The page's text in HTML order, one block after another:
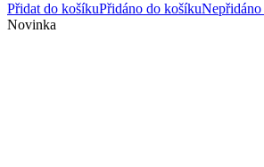
Přidat do košíkuPřidáno do košíku
Novinka